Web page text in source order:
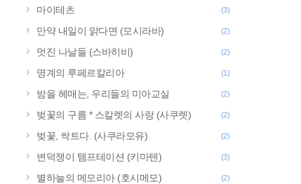
마이테츠 (3)
만약 내일이 맑다면 (모시라바) (2)
멋진 나날들 (스바히비) (2)
명계의 루페르칼리아 (1)
밤을 헤매는, 우리들의 미아교실 (2)
벚꽃의 구름 * 스칼렛의 사랑 (사쿠렛) (2)
벚꽃, 싹트다. (사쿠라모유) (2)
변덕쟁이 템프테이션 (키마텐) (3)
별하늘의 메모리아 (호시메모) (2)